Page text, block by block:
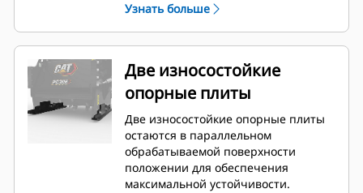
Узнать больше
Две износостойкие
опорные плиты
Две износостойкие опорные плиты
остаются в параллельном
обрабатываемой поверхности
положении для обеспечения
максимальной устойчивости.